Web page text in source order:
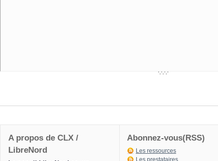
A propos de CLX /
LibreNord
Abonnez-vous(RSS)
Les ressources
Les prestataires